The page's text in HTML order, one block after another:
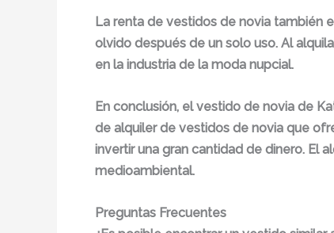
La renta de vestidos de novia también
olvido después de un solo uso. Al
en la industria de la moda nupcial.
En conclusión, el vestido de novia de
de alquiler de vestidos de novia que
invertir una gran cantidad de dinero. El
medioambiental.
Preguntas Frecuentes